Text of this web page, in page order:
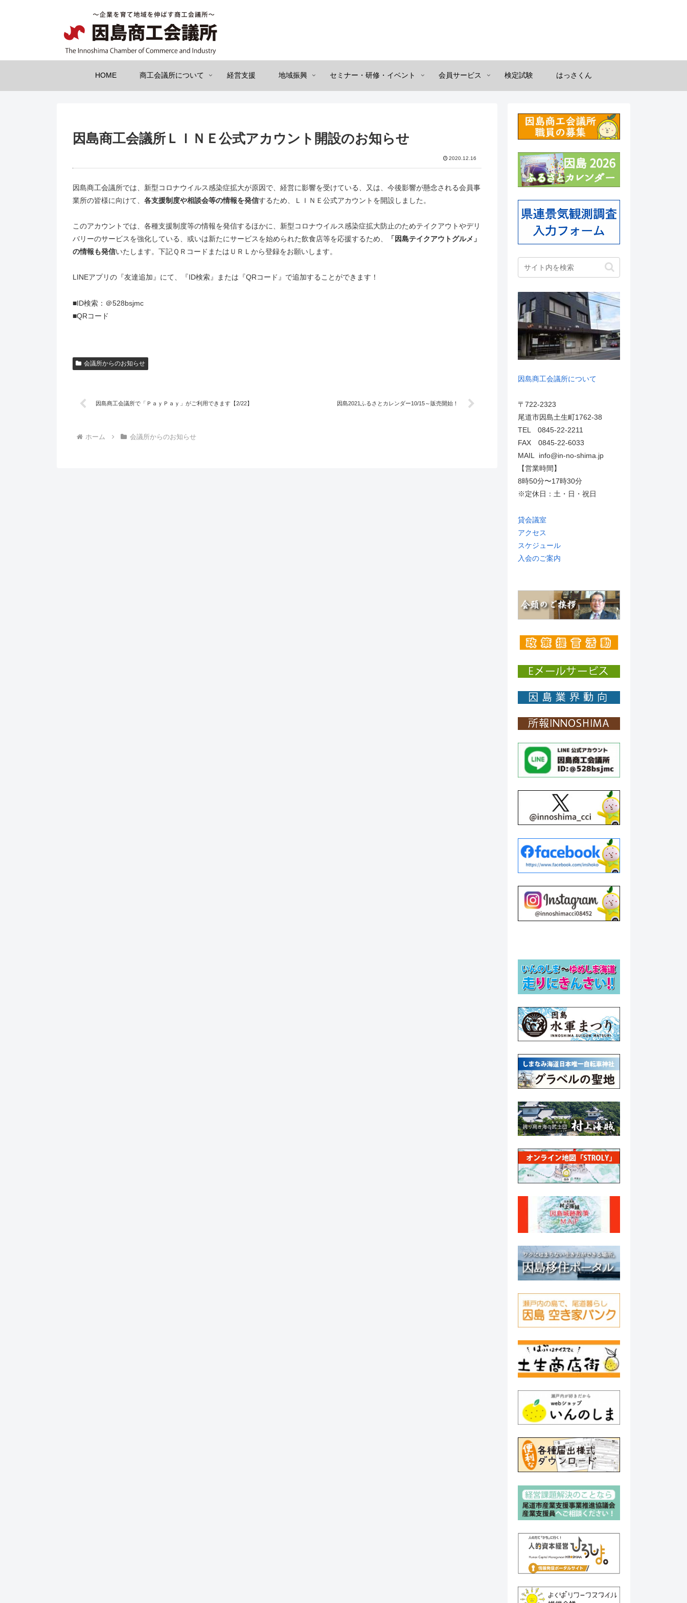
HOME 商工会議所について 経営支援 地域振興 セミナー・研修・イベント 会員サービス 検定試験 はっさくん
因島商工会議所ＬＩＮＥ公式アカウント開設のお知らせ
2020.12.16
因島商工会議所では、新型コロナウイルス感染症拡大が原因で、経営に影響を受けている、又は、今後影響が懸念される会員事
業所の皆様に向けて、 各支援制度や相談会等の情報を発信するため、ＬＩＮＥ公式アカウントを開設しました。
このアカウントでは、各種支援制度等の情報を発信するほかに、新型コロナウイルス感染症拡大防止のためテイクアウトやデリ
バリーのサービスを強化している、或いは新たにサービスを始められた飲食店等を応援するため、
「因島テイクアウトグルメ」
の情報も発信いたします。下記ＱＲコードまたはＵＲＬから登録をお願いします。
LINEアプリの『友達追加』にて、『ID検索』または『QRコード』で追加することができます！
■ID検索：＠528bsjmc
■QRコード
会議所からのお知らせ
因島商工会議所で「ＰａｙＰａｙ」がご利用できます【2/22】 因島2021ふるさとカレンダー10/15～販売開始！
ホーム 会議所からのお知らせ
因島商工会議所について
〒722-2323
尾道市因島土生町1762-38
TEL 0845-22-2211
FAX 0845-22-6033
MAIL info@in-no-shima.jp
【営業時間】
8時50分〜17時30分
※定休日：土・日・祝日
貸会議室
アクセス
スケジュール
入会のご案内